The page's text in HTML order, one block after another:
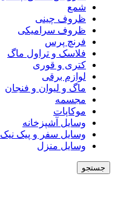
شمع
ظروف چینی
ظروف سرامیکی
فرنچ پرس
فلاسک و تراول ماگ
کتری و قوری
لوازم برقی
ماگ و لیوان و فنجان
مجسمه
موکاپات
وسایل آشپزخانه
وسایل سفر و پیک نیک
وسایل منزل
جستجو